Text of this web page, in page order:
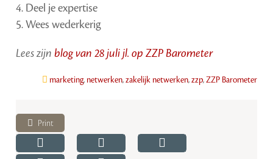
4. Deel je expertise
5. Wees wederkerig
Lees zijnblog van 28 juli jl. op ZZP Barometer
marketing,netwerken,zakelijk netwerken,zzp,ZZP Barometer
Print